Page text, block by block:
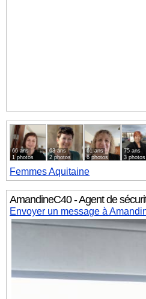
66 ans
1 photos
63 ans
2 photos
61 ans
6 photos
75 ans
3 photos
FemmesAquitaine
AmandineC40 - Agent de
Envoyer un message à